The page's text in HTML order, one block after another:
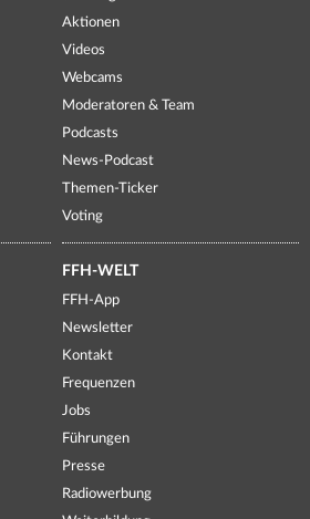
Aktionen
Videos
Webcams
Moderatoren & Team
Podcasts
News-Podcast
Themen-Ticker
Voting
FFH-WELT
FFH-App
Newsletter
Kontakt
Frequenzen
Jobs
Führungen
Presse
Radiowerbung